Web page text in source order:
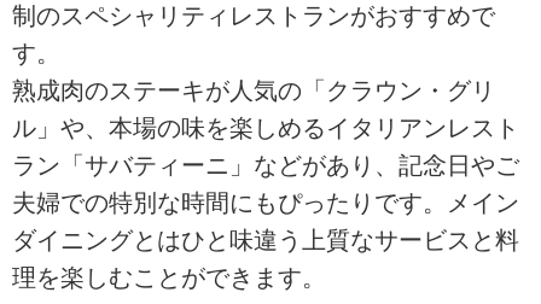
制のスペシャリティレストランがおすすめで
す。
熟成肉のステーキが人気の「クラウン・グリ
ル」や、本場の味を楽しめるイタリアンレスト
ラン「サバティーニ」などがあり、記念日やご
夫婦での特別な時間にもぴったりです。メイン
ダイニングとはひと味違う上質なサービスと料
理を楽しむことができます。